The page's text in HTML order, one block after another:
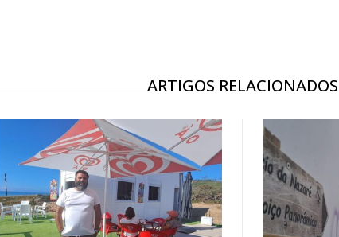
ARTIGOS RELACIONADOS